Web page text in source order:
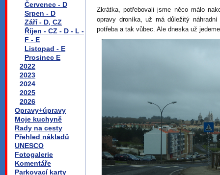
Červenec - D
Srpen - D
Září - D, CZ
Říjen - CZ - D - L -
F - E
Listopad - E
Prosinec E
2022
2023
2024
2025
2026
Opravy+úpravy
Moje kuchyně
Rady na cesty
Přehled nákladů
UNESCO
Fotogalerie
Komentáře
Parkovací karty
Zkrátka, potřebovali jsme něco málo
opravy droníka, už má důležitý
potřeba a tak vůbec. Ale dneska už